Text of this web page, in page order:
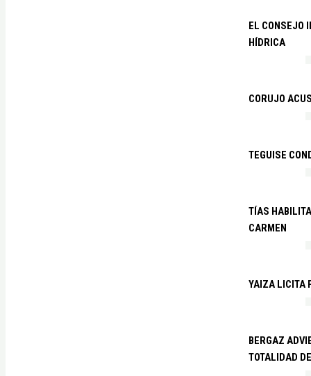
EL CONSEJO
HÍDRICA
CORUJO
TEGUISE
TÍAS
CARMEN
YAIZA LICITA
BERGAZ
TOTALIDAD